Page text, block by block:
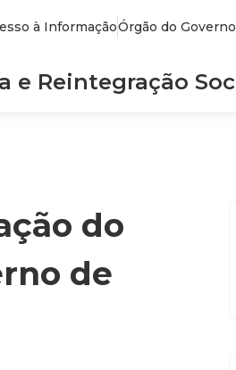
à InformaçãoÓrgão do Governo
e Reintegração
do
de